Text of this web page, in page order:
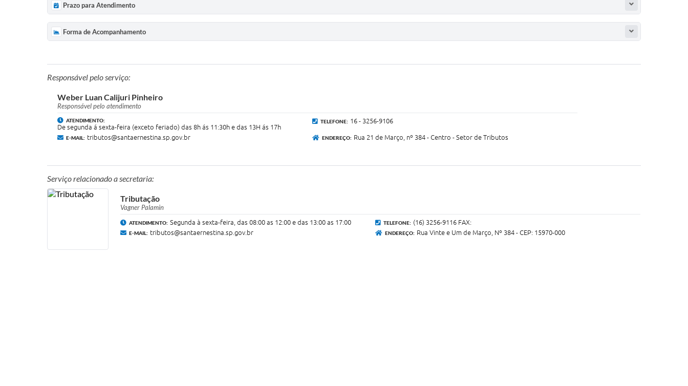
Prazo para Atendimento
Forma de Acompanhamento
Responsável pelo serviço:
Weber Luan Calijuri Pinheiro
Responsável pelo atendimento
ATENDIMENTO:
De segunda á sexta-feira (exceto feriado) das 8h ás 11:30h e das 13H ás 17h
TELEFONE: 16 - 3256-9106
E-MAIL: tributos@santaernestina.sp.gov.br ENDEREÇO: Rua 21 de Março, nº 384 - Centro - Setor de Tributos
Serviço relacionado a secretaria:
Tributação
Vagner Palamin
ATENDIMENTO: Segunda à sexta-feira, das 08:00 as 12:00 e das 13:00 as 17:00 TELEFONE: (16) 3256-9116 FAX:
E-MAIL: tributos@santaernestina.sp.gov.br ENDEREÇO: Rua Vinte e Um de Março, Nº 384 - CEP: 15970-000